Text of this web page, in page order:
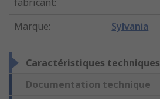
fabricant:
Marque: Sylvania
Caractéristiques techniques
Documentation technique